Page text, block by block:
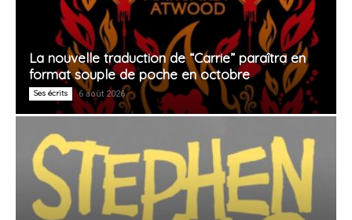
La nouvelle traduction de “Carrie” paraîtra en
format souple de poche en octobre
Ses écrits 6 août 2026